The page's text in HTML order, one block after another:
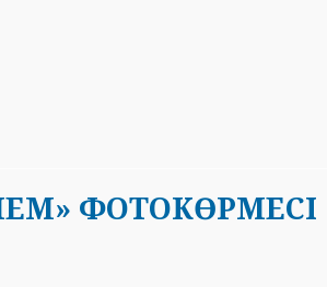
ФОТОКӨРМЕСІ